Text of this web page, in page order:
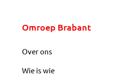
Omroep Brabant
Over ons
Wie is wie